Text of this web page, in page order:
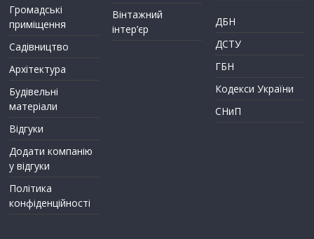
Громадські
приміщення
Садівництво
Архітектура
Будівельні
матеріали
Відгуки
Додати компанію
у відгуки
Політика
конфіденційності
Вінтажний
інтер’єр
ДБН
ДСТУ
ГБН
Кодекси України
СНиП